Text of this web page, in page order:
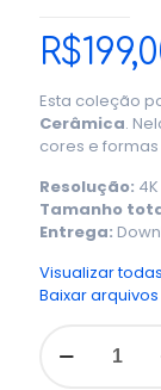
R$
Esta coleção
Cerâmica.
cores e
Resolução: 4K
Tamanho
Entrega:
Visualizar
Baixar
PBR